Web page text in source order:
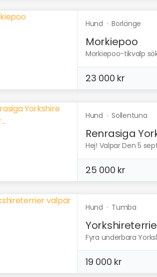
Hund ·Borlänge
Morkiepoo
Morkiepoo-tikvalp
23 000 kr
Hund ·Sollentuna
Renrasiga
Hej! Valpar Den 5
25 000 kr
Hund · Tumba
Fyra underbara
19 000 kr